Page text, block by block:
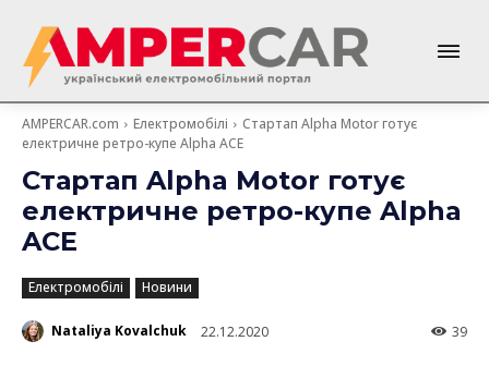
AMPERCAR.com Електромобілі
Стартап Alpha Motor готує
електричне ретро-купе Alpha ACE
Стартап Alpha Motor готує
електричне ретро-купе Alpha
ACE
Електромобілі Новини
Nataliya Kovalchuk 22.12.2020 39